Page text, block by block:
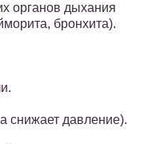
органов дыхания
бронхита).
снижает давление).